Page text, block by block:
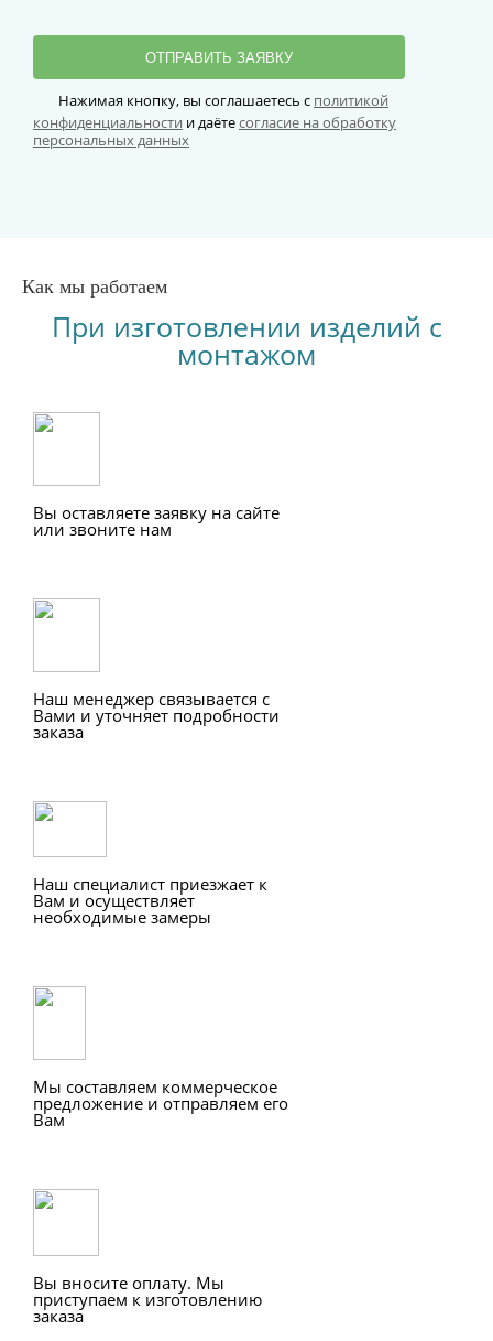
ОТПРАВИТЬ ЗАЯВКУ
Нажимая кнопку, вы соглашаетесь с политикой
конфиденциальности и даётесогласие на обработку
персональных данных
Как мы работаем
При изготовлении изделий с
монтажом
Вы оставляете заявку на сайте
или звоните нам
Наш менеджер связывается с
Вами и уточняет подробности
заказа
Наш специалист приезжает к
Вам и осуществляет
необходимые замеры
Мы составляем коммерческое
предложение и отправляем его
Вам
Вы вносите оплату. Мы
приступаем к изготовлению
заказа